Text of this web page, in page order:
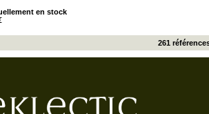
en stock
261